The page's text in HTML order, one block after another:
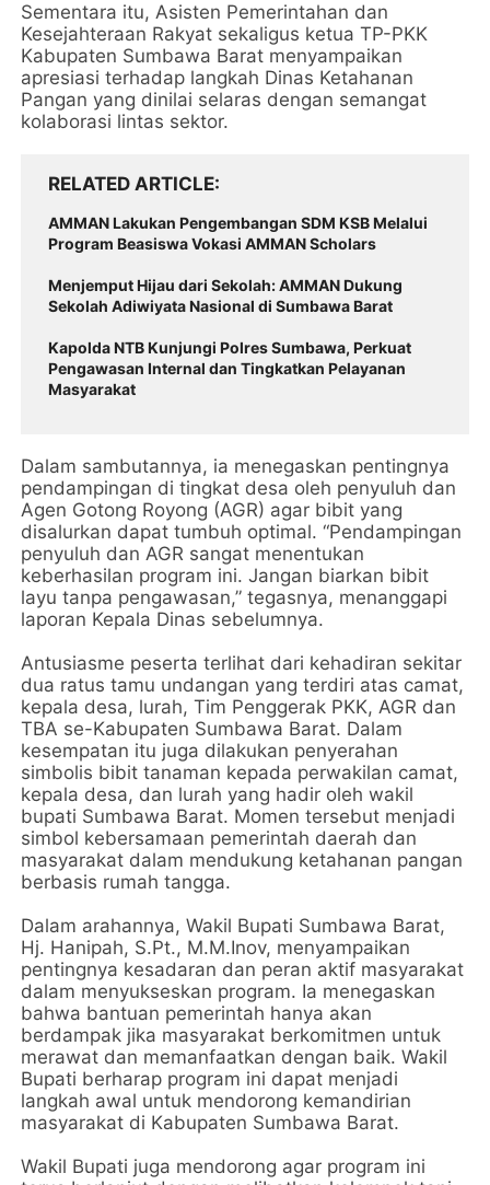
Sementara itu, Asisten Pemerintahan dan
Kesejahteraan Rakyat sekaligus ketua TP-PKK
Kabupaten Sumbawa Barat menyampaikan
apresiasi terhadap langkah Dinas Ketahanan
Pangan yang dinilai selaras dengan semangat
kolaborasi lintas sektor.
RELATED ARTICLE
AMMAN Lakukan Pengembangan SDM KSB Melalui
Program Beasiswa Vokasi AMMAN Scholars
Menjemput Hijau dari Sekolah: AMMAN Dukung
Sekolah Adiwiyata Nasional di Sumbawa Barat
Kapolda NTB Kunjungi Polres Sumbawa, Perkuat
Pengawasan Internal dan Tingkatkan Pelayanan
Masyarakat
Dalam sambutannya, ia menegaskan pentingnya
pendampingan di tingkat desa oleh penyuluh dan
Agen Gotong Royong (AGR) agar bibit yang
disalurkan dapat tumbuh optimal. “Pendampingan
penyuluh dan AGR sangat menentukan
keberhasilan program ini. Jangan biarkan bibit
layu tanpa pengawasan,” tegasnya, menanggapi
laporan Kepala Dinas sebelumnya.
Antusiasme peserta terlihat dari kehadiran sekitar
dua ratus tamu undangan yang terdiri atas camat,
kepala desa, lurah, Tim Penggerak PKK, AGR dan
TBA se-Kabupaten Sumbawa Barat. Dalam
kesempatan itu juga dilakukan penyerahan
simbolis bibit tanaman kepada perwakilan camat,
kepala desa, dan lurah yang hadir oleh wakil
bupati Sumbawa Barat. Momen tersebut menjadi
simbol kebersamaan pemerintah daerah dan
masyarakat dalam mendukung ketahanan pangan
berbasis rumah tangga.
Dalam arahannya, Wakil Bupati Sumbawa Barat,
Hj. Hanipah, S.Pt., M.M.Inov, menyampaikan
pentingnya kesadaran dan peran aktif masyarakat
dalam menyukseskan program. Ia menegaskan
bahwa bantuan pemerintah hanya akan
berdampak jika masyarakat berkomitmen untuk
merawat dan memanfaatkan dengan baik. Wakil
Bupati berharap program ini dapat menjadi
langkah awal untuk mendorong kemandirian
masyarakat di Kabupaten Sumbawa Barat.
Wakil Bupati juga mendorong agar program ini